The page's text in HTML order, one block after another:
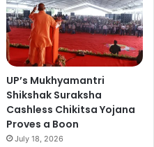
UP’s Mukhyamantri
Shikshak Suraksha
Cashless Chikitsa Yojana
Proves a Boon
July 18, 2026